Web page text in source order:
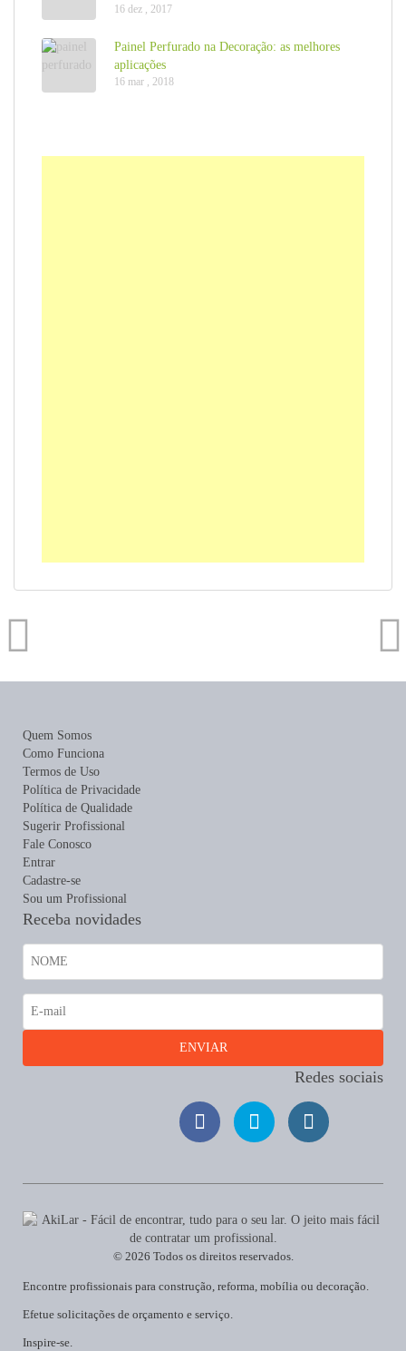
16 dez , 2017
Painel Perfurado na Decoração: as melhores
aplicações
16 mar , 2018
Quem Somos
Como Funciona
Termos de Uso
Política de Privacidade
Política de Qualidade
Sugerir Profissional
Fale Conosco
Entrar
Cadastre-se
Sou um Profissional
Receba novidades
Redes sociais
Encontre profissionais para construção, reforma, mobília ou decoração.
Efetue solicitações de orçamento e serviço.
Inspire-se.
© 2026 Todos os direitos reservados.